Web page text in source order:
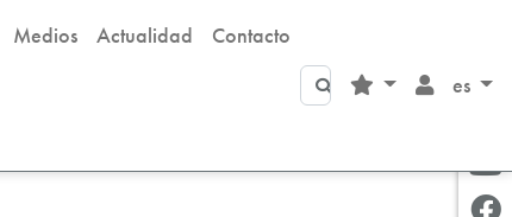
Medios Actualidad
Contacto
Buscar
es